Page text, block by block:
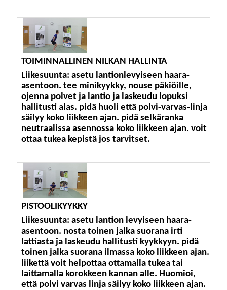
TOIMINNALLINEN NILKAN HALLINTA
Liikesuunta:asetu lantionlevyiseen haara-
asentoon. tee minikyykky, nouse päkiöille,
ojenna polvet ja lantio ja laskeudu lopuksi
hallitusti alas. pidä huoli että polvi-varvas-linja
säilyy koko liikkeen ajan. pidä selkäranka
neutraalissa asennossa koko liikkeen ajan. voit
ottaa tukea kepistä jos tarvitset.
PISTOOLIKYYKKY
Liikesuunta:asetu lantion levyiseen haara-
asentoon. nosta toinen jalka suorana irti
lattiasta ja laskeudu hallitusti kyykkyyn. pidä
toinen jalka suorana ilmassa koko liikkeen ajan.
liikettä voit helpottaa ottamalla tukea tai
laittamalla korokkeen kannan alle. Huomioi,
että polvi varvas linja säilyy koko liikkeen ajan.